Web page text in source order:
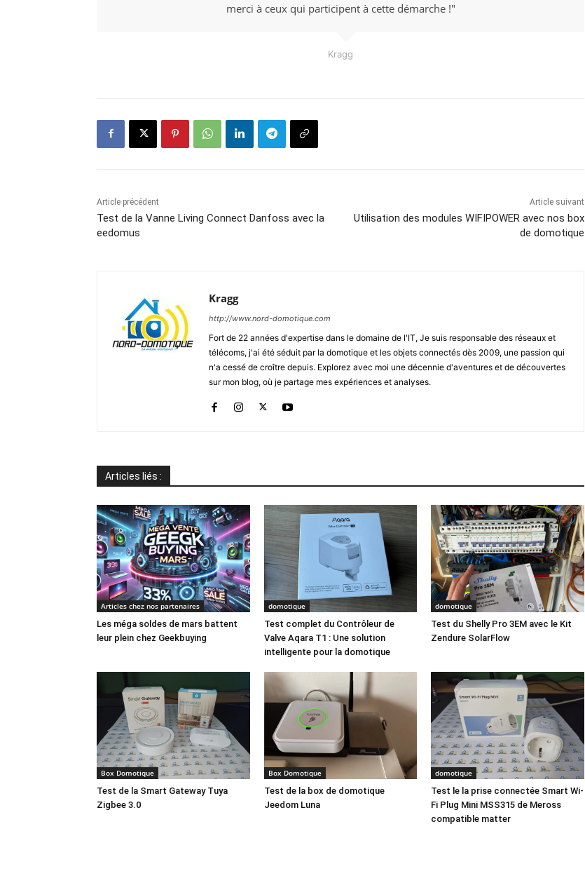
merci à ceux qui participent à cette démarche !"
Kragg
Article précédent
Test de la Vanne Living Connect Danfoss avec la
eedomus
Article suivant
Utilisation des modules WIFIPOWER avec nos box
de domotique
Kragg
http://www.nord-domotique.com
Fort de 22 années d'expertise dans le domaine de l'IT, Je suis responsable des réseaux et
télécoms, j'ai été séduit par la domotique et les objets connectés dès 2009, une passion qui
n'a cessé de croître depuis. Explorez avec moi une décennie d'aventures et de découvertes
sur mon blog, où je partage mes expériences et analyses.
Articles liés :
Articles chez nos partenaires
Les méga soldes de mars battent
leur plein chez Geekbuying
domotique
Test complet du Contrôleur de
Valve Aqara T1 : Une solution
intelligente pour la domotique
domotique
Test du Shelly Pro 3EM avec le Kit
Zendure SolarFlow
Box Domotique
Test de la Smart Gateway Tuya
Zigbee 3.0
Box Domotique
Test de la box de domotique
Jeedom Luna
domotique
Test le la prise connectée Smart Wi-
Fi Plug Mini MSS315 de Meross
compatible matter